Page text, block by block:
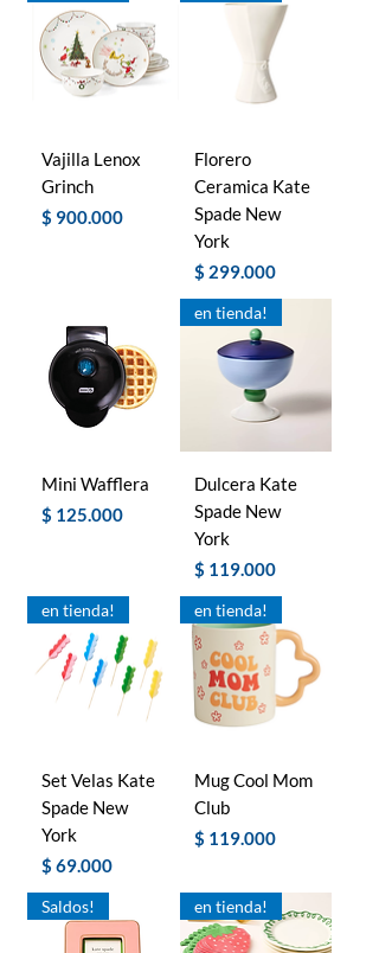
Vajilla Lenox
Grinch
Precio
$ 900.000
Florero
Ceramica Kate
Spade New
York
Precio
$ 299.000
Mini Wafflera
Precio
$ 125.000
en tienda!
Dulcera Kate
Spade New
York
Precio
$ 119.000
en tienda!
Set Velas Kate
Spade New
York
Precio
$ 69.000
en tienda!
Mug Cool Mom
Club
Precio
$ 119.000
Saldos! en tienda!